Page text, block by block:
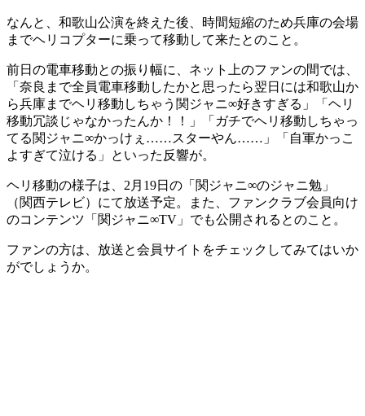
なんと、和歌山公演を終えた後、時間短縮のため兵庫の会場
までヘリコプターに乗って移動して来たとのこと。
前日の電車移動との振り幅に、ネット上のファンの間では、
「奈良まで全員電車移動したかと思ったら翌日には和歌山か
ら兵庫までヘリ移動しちゃう関ジャニ∞好きすぎる」「ヘリ
移動冗談じゃなかったんか！！」「ガチでヘリ移動しちゃっ
てる関ジャニ∞かっけぇ……スターやん……」「自軍かっこ
よすぎて泣ける」といった反響が。
ヘリ移動の様子は、2月19日の「関ジャニ∞のジャニ勉」
（関西テレビ）にて放送予定。また、ファンクラブ会員向け
のコンテンツ「関ジャニ∞TV」でも公開されるとのこと。
ファンの方は、放送と会員サイトをチェックしてみてはいか
がでしょうか。